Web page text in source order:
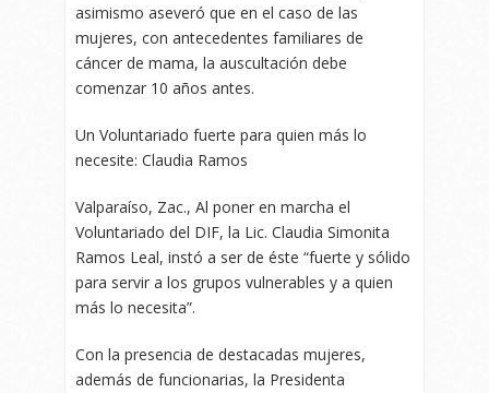
asimismo aseveró que en el caso de las
mujeres, con antecedentes familiares de
cáncer de mama, la auscultación debe
comenzar 10 años antes.
Un Voluntariado fuerte para quien más lo
necesite: Claudia Ramos
Valparaíso, Zac., Al poner en marcha el
Voluntariado del DIF, la Lic. Claudia Simonita
Ramos Leal, instó a ser de éste “fuerte y sólido
para servir a los grupos vulnerables y a quien
más lo necesita”.
Con la presencia de destacadas mujeres,
además de funcionarias, la Presidenta